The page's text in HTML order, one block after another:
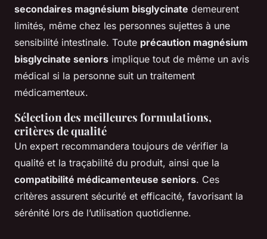
secondaires magnésium bisglycinate demeurent
limités, même chez les personnes sujettes à une
sensibilité intestinale. Toute précaution magnésium
bisglycinate seniors implique tout de même un avis
médical si la personne suit un traitement
médicamenteux.
Sélection des meilleures formulations,
critères de qualité
Un expert recommandera toujours de vérifier la
qualité et la traçabilité du produit, ainsi que la
compatibilité médicamenteuse seniors. Ces
critères assurent sécurité et efficacité, favorisant la
sérénité lors de l’utilisation quotidienne.